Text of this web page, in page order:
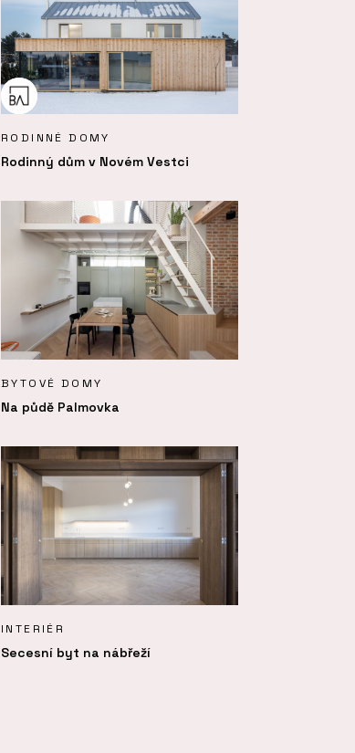
RODINNÉ DOMY
Rodinný dům v Novém Vestci
BYTOVÉ DOMY
Na půdě Palmovka
INTERIÉR
Secesní byt na nábřeží